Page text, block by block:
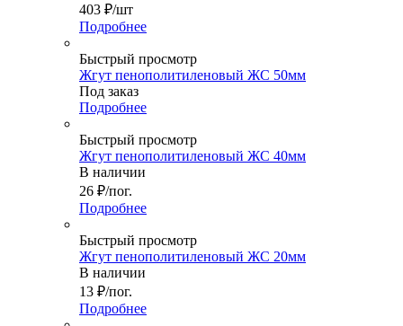
403 ₽/шт
Подробнее
Быстрый просмотр
Жгут пенополитиленовый ЖС 50мм
Под заказ
Подробнее
Быстрый просмотр
Жгут пенополитиленовый ЖС 40мм
В наличии
26 ₽/пог.
Подробнее
Быстрый просмотр
Жгут пенополитиленовый ЖС 20мм
В наличии
13 ₽/пог.
Подробнее